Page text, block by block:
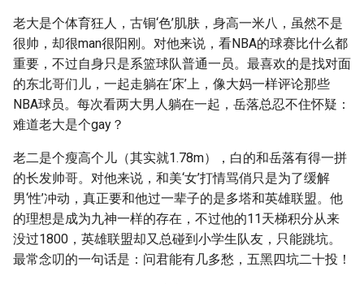
老大是个体育狂人，古铜‘色’肌肤，身高一米八，虽然不是
很帅，却很man很阳刚。对他来说，看NBA的球赛比什么都
重要，不过自身只是系篮球队普通一员。最喜欢的是找对面
的东北哥们儿，一起走躺在‘床’上，像大妈一样评论那些
NBA球员。每次看两大男人躺在一起，岳落总忍不住怀疑：
难道老大是个gay？
老二是个瘦高个儿（其实就1.78m），白的和岳落有得一拼
的长发帅哥。对他来说，和美‘女’打情骂俏只是为了缓解
男‘性’冲动，真正要和他过一辈子的是多塔和英雄联盟。他
的理想是成为九神一样的存在，不过他的11天梯积分从来
没过1800，英雄联盟却又总碰到小学生队友，只能跳坑。
最常念叨的一句话是：问君能有几多愁，五黑四坑二十投！